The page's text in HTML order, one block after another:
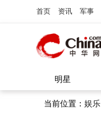
首页 资讯 军事
明星
当前位置： 娱乐